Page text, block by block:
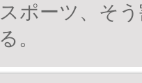
ポーツ、そ
。